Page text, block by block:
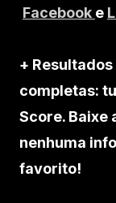
Facebook e
+
completas:
Score. Baixe
nenhuma
favorito!